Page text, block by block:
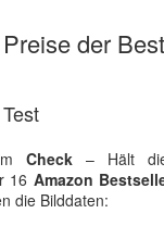
der
imCheck – Hält
16 Amazon
die Bilddaten: